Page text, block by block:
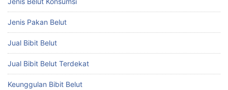
Jenis Pakan Belut
Jual Bibit Belut
Jual Bibit Belut Terdekat
Keunggulan Bibit Belut